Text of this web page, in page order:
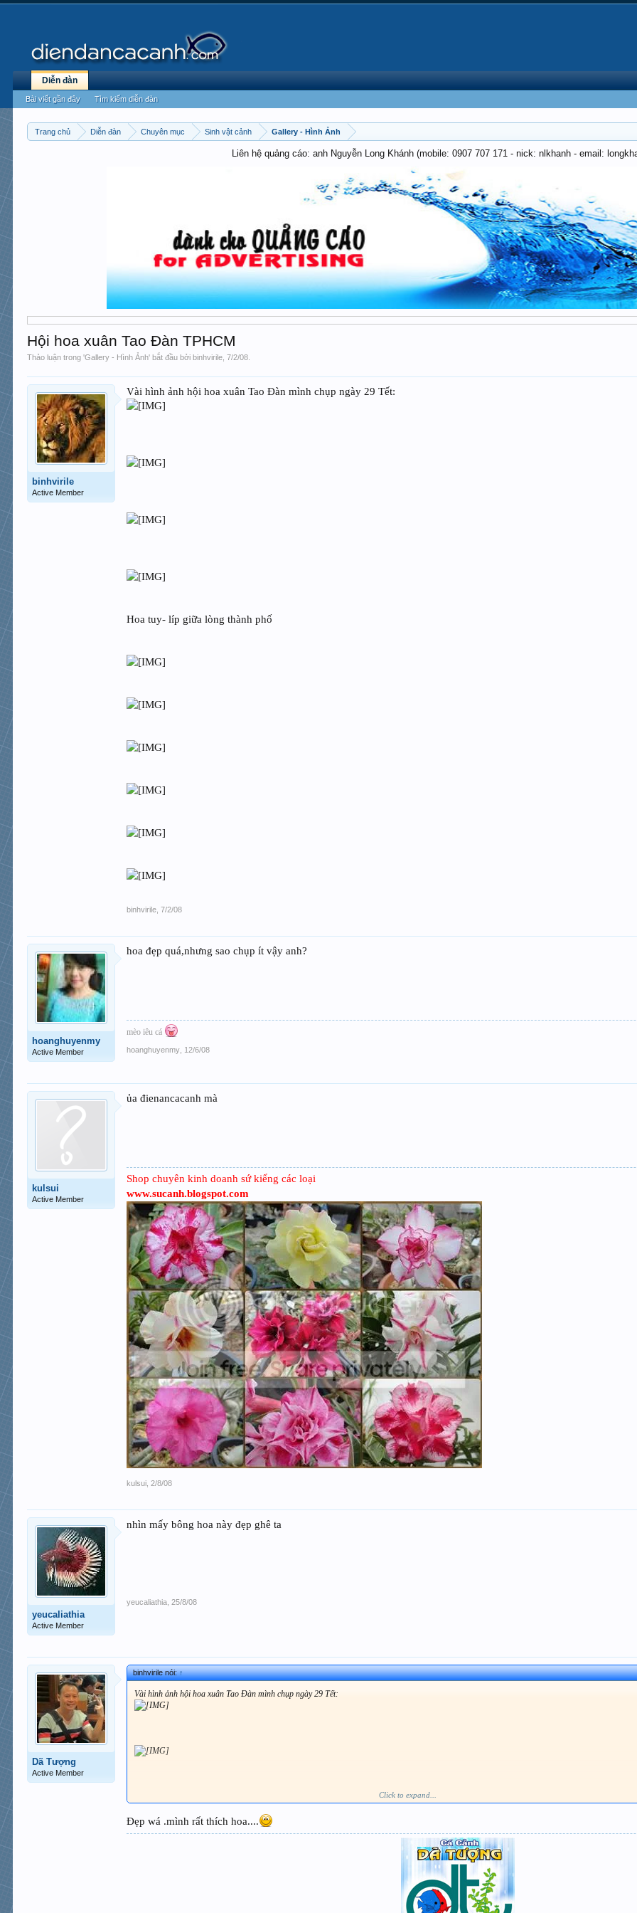
Trang chủ Diễn đàn Chuyên mục Sinh vật cảnh Gallery - Hình Ảnh
Liên hệ quảng cáo: anh Nguyễn Long Khánh (mobile: 0907 707 171 - nick: nlkhanh - email:
Hội hoa xuân Tao Đàn TPHCM
Thảo luận trong 'Gallery - Hình Ảnh' bắt đầu bởibinhvirile ,7/2/08
binhvirile
Active Member
Vài hình ảnh hội hoa xuân Tao Đàn mình chụp ngày 29 Tết:
Hoa tuy- líp giữa lòng thành phố
binhvirile 7/2/08
hoanghuyenmy
Active Member
hoa đẹp quá,nhưng sao chụp ít vậy anh?
mèo iêu cá
hoanghuyenmy 12/6/08
kulsui
Active Member
ủa đienancacanh mà
Shop chuyên kinh doanh sứ kiểng các loại
www.sucanh.blogspot.com
kulsui 2/8/08
yeucaliathia
Active Member
nhìn mấy bông hoa này đẹp ghê ta
yeucaliathia 25/8/08
Dã Tượng
Active Member
binhvirile nói:↑
Vài hình ảnh hội hoa xuân Tao Đàn mình chụp ngày 29 Tết:
Click to expand...
Đẹp wá .mình rất thích hoa....
Diễn đàn
Bài viết gần đây Tìm kiếm diễn đàn